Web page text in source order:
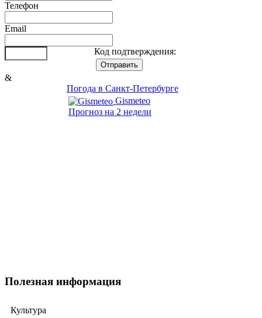
Телефон
Email
Код подтверждения:
&
Погода в Санкт-Петербурге
Gismeteo
Прогноз на 2 недели
Полезная информация
Культура